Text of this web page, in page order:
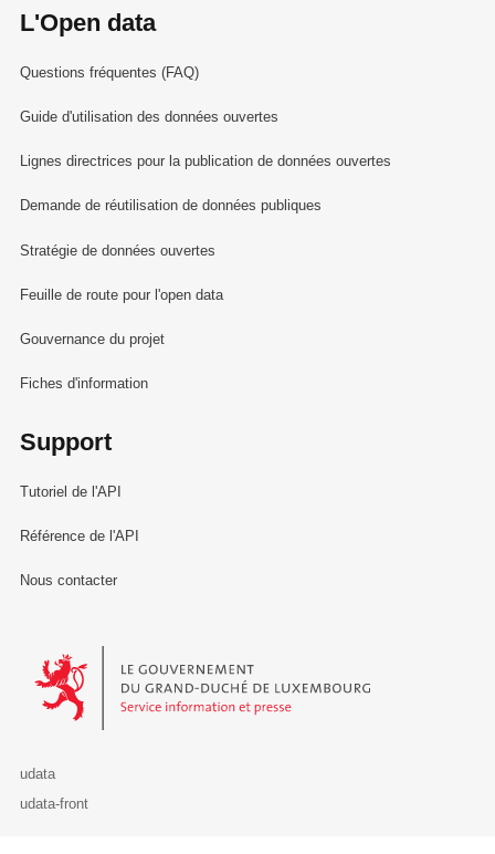
L'Open data
Questions fréquentes (FAQ)
Guide d'utilisation des données ouvertes
Lignes directrices pour la publication de données ouvertes
Demande de réutilisation de données publiques
Stratégie de données ouvertes
Feuille de route pour l'open data
Gouvernance du projet
Fiches d'information
Support
Tutoriel de l'API
Référence de l'API
Nous contacter
Le Gouvernement du Grand-Duché de Luxembourg - Service
udata
udata-front